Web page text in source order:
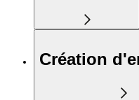
Création